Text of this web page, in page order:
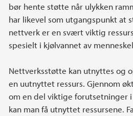
bør hente støtte når ulykken
har likevel som utgangspunkt at
nettverk er en svært viktig
spesielt i kjølvannet av
Nettverksstøtte kan utnyttes og
en uutnyttet ressurs. Gjennom
om en del viktige forutsetninger
kan man få utnyttet ressursene.